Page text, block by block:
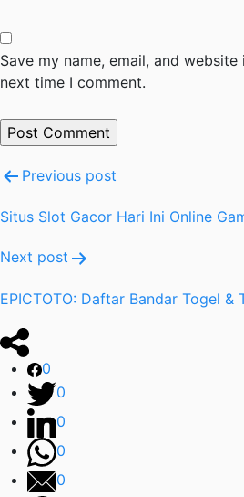
Save my name, email, and
next time I comment.
Post
navigation
Previous post
Situs Slot Gacor Hari Ini Online
Next post
EPICTOTO: Daftar Bandar Togel &
0
0
0
0
0